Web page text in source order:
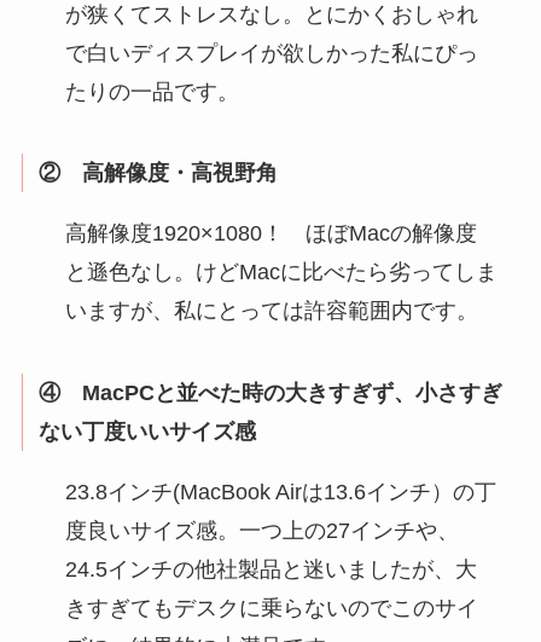
が狭くてストレスなし。とにかくおしゃれ
で白いディスプレイが欲しかった私にぴっ
たりの一品です。
② 高解像度・高視野角
高解像度1920×1080！ ほぼMacの解像度
と遜色なし。けどMacに比べたら劣ってしま
いますが、私にとっては許容範囲内です。
④ MacPCと並べた時の大きすぎず、小さすぎ
ない丁度いいサイズ感
23.8インチ(MacBook Airは13.6インチ）の丁
度良いサイズ感。一つ上の27インチや、
24.5インチの他社製品と迷いましたが、大
きすぎてもデスクに乗らないのでこのサイ